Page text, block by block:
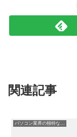
関連記事
パソコン業界の独特な言い回し